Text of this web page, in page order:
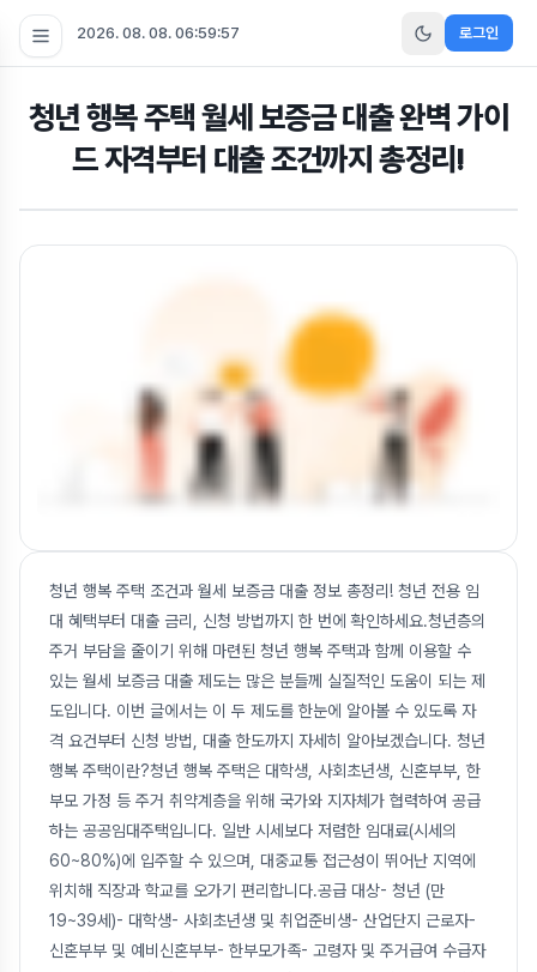
2026. 08. 08. 06:59:58 로그인
청년 행복 주택 월세 보증금 대출 완벽 가이
드 자격부터 대출 조건까지 총정리!
청년 행복 주택 조건과 월세 보증금 대출 정보 총정리! 청년 전용 임
대 혜택부터 대출 금리, 신청 방법까지 한 번에 확인하세요.청년층의
주거 부담을 줄이기 위해 마련된 청년 행복 주택과 함께 이용할 수
있는 월세 보증금 대출 제도는 많은 분들께 실질적인 도움이 되는 제
도입니다. 이번 글에서는 이 두 제도를 한눈에 알아볼 수 있도록 자
격 요건부터 신청 방법, 대출 한도까지 자세히 알아보겠습니다. 청년
행복 주택이란?청년 행복 주택은 대학생, 사회초년생, 신혼부부, 한
부모 가정 등 주거 취약계층을 위해 국가와 지자체가 협력하여 공급
하는 공공임대주택입니다. 일반 시세보다 저렴한 임대료(시세의
60~80%)에 입주할 수 있으며, 대중교통 접근성이 뛰어난 지역에
위치해 직장과 학교를 오가기 편리합니다.공급 대상- 청년 (만
19~39세)- 대학생- 사회초년생 및 취업준비생- 산업단지 근로자-
신혼부부 및 예비신혼부부- 한부모가족- 고령자 및 주거급여 수급자